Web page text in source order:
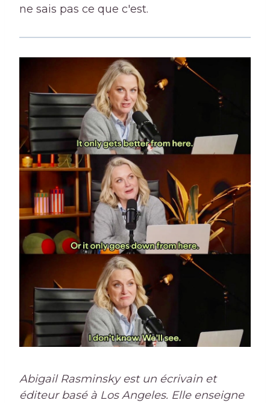
ne sais pas ce que c'est.
Abigail Rasminsky est un écrivain et
éditeur basé à Los Angeles. Elle enseigne